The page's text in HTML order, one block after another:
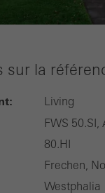
sur la
Living
FWS 50.SI,
80.HI
Frechen,
Westphalia